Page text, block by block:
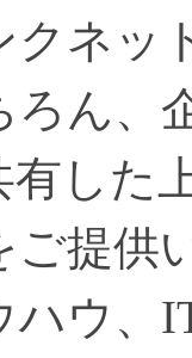
ネッ
ろん、
有した
ご提供
ハウ、